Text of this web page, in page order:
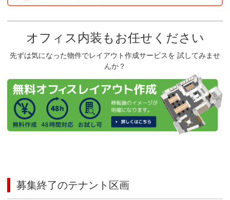
オフィス内装もお任せください
先ずは気になった物件でレイアウト作成サービスを 試してみませ
んか？
募集終了のテナント区画